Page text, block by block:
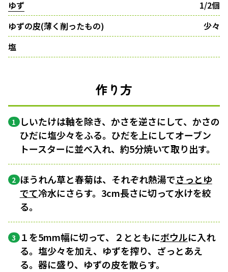
ゆず
1/2個
ゆずの皮(薄く削ったもの)
少々
塩
作り方
1 しいたけは軸を除き、かさを逆さにして、かさの
ひだに塩少々をふる。ひだを上にしてオーブン
トースターに並べ入れ、約5分焼いて取り出す。
2 ほうれん草と春菊は、それぞれ熱湯でさっとゆ
でて冷水にさらす。3cm長さに切って水けを絞
る。
3 １を5mm幅に切って、２とともにボウルに入れ
る。塩少々を加え、ゆずを搾り、ざっとあえ
る。器に盛り、ゆずの皮を散らす。